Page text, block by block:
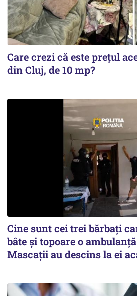
Care crezi că este prețul
din Cluj, de 10 mp?
Cine sunt cei trei bărbați
bâte și topoare o
Mascații au descins la ei